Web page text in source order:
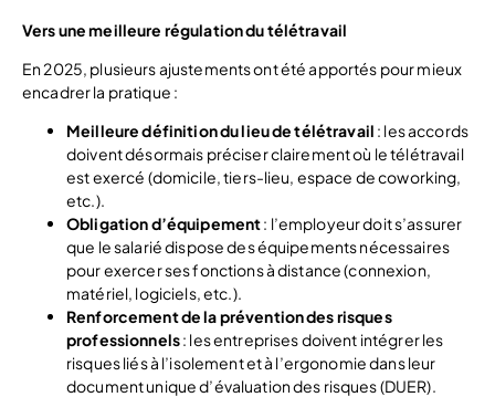
Vers une meilleure régulation du télétravail
En 2025, plusieurs ajustements ont été apportés pour mieux
encadrer la pratique :
Meilleure définition du lieu de télétravail : les accords
doivent désormais préciser clairement où le télétravail
est exercé (domicile, tiers-lieu, espace de coworking,
etc.).
Obligation d’équipement: l’employeur doit s’assurer
que le salarié dispose des équipements nécessaires
pour exercer ses fonctions à distance (connexion,
matériel, logiciels, etc.).
Renforcement de la prévention des risques
professionnels: les entreprises doivent intégrer les
risques liés à l’isolement et à l’ergonomie dans leur
document unique d’évaluation des risques (DUER).